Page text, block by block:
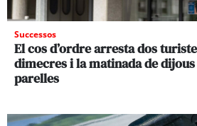
Successos
El cos d’ordre arresta dos
dimecres i la matinada de
parelles